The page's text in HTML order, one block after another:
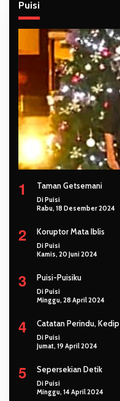
Puisi
1 Taman Getsemani
Di Puisi
Rabu, 18 Desember 2024
2 Koruptor Mata Iblis
Di Puisi
Kamis, 20 Juni 2024
3 Puisi-Puisiku
Di Puisi
Minggu, 28 April 2024
4 Catatan Perindu, Kedip
Di Puisi
Jumat, 19 April 2024
5 Sepersekian Detik
Di Puisi
Minggu, 14 April 2024